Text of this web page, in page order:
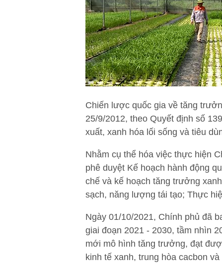
Chiến lược quốc gia về tăng
25/9/2012, theo Quyết định số
xuất, xanh hóa lối sống và tiêu
Nhằm cụ thể hóa việc thực hiện
phê duyệt Kế hoạch hành động
chế và kế hoạch tăng trưởng
sạch, năng lượng tái tạo; Thực
Ngày 01/10/2021, Chính phủ đã
giai đoạn 2021 - 2030, tầm nhìn
mới mô hình tăng trưởng, đạt
kinh tế xanh, trung hòa cacbon